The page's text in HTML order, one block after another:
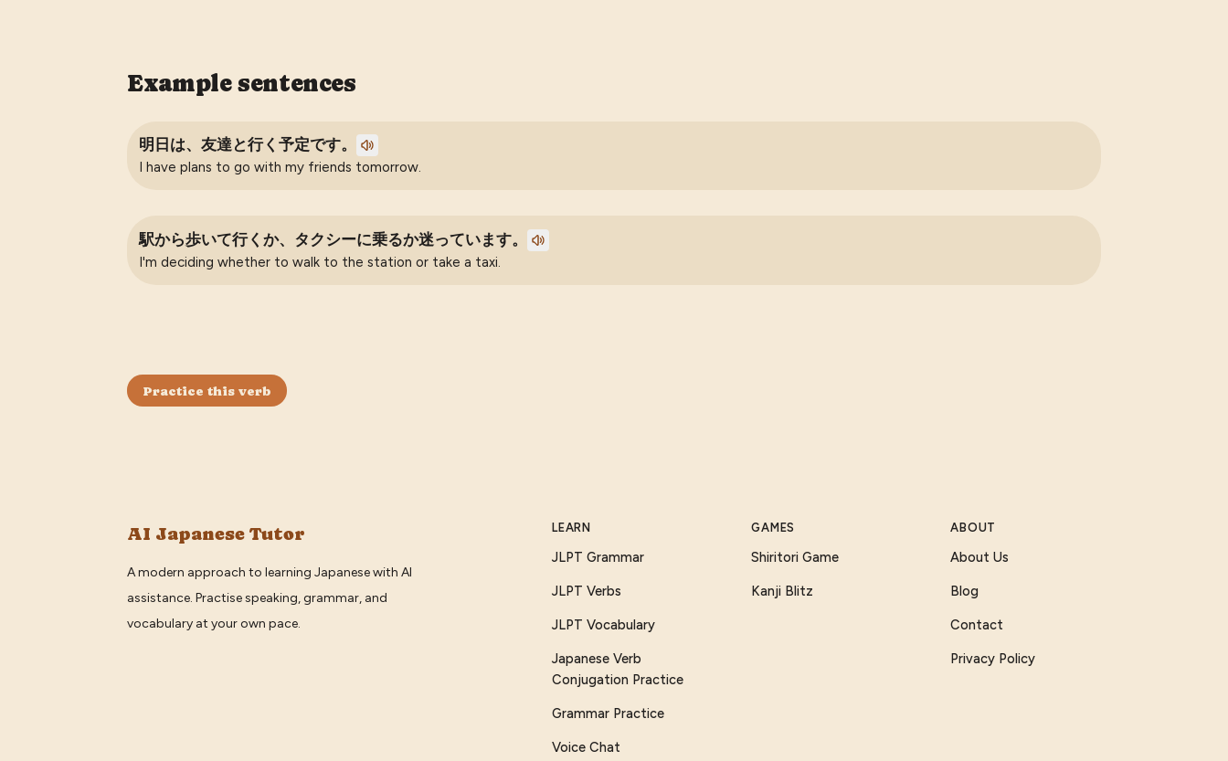
Example sentences
明日は、友達と行く予定です。
I have plans to go with my friends tomorrow.
駅から歩いて行くか、タクシーに乗るか迷っています。
I'm deciding whether to walk to the station or take a taxi.
Practice this verb
AI Japanese Tutor
A modern approach to learning Japanese with AI
assistance. Practise speaking, grammar, and
vocabulary at your own pace.
LEARN
JLPT Grammar
JLPT Verbs
JLPT Vocabulary
Japanese Verb
Conjugation Practice
Grammar Practice
Voice Chat
GAMES
Shiritori Game
Kanji Blitz
ABOUT
About Us
Blog
Contact
Privacy Policy